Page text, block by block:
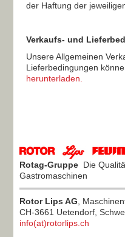
der Haftung der
Verkaufs- und
Unsere Allgemeinen
Lieferbedingungen
herunterladen
Rotag-Gruppe Die
Gastromaschinen
Rotor Lips AG ,
CH-3661 Uetendorf,
info(at)rotorlips.ch